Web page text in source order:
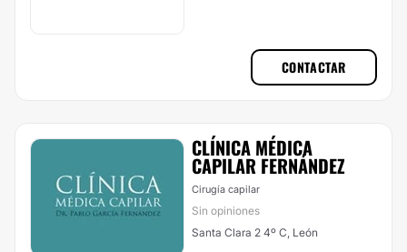
CONTACTAR
CLÍNICA MÉDICA
CAPILAR FERNÁNDEZ
Cirugía capilar
Sin opiniones
Santa Clara 2 4º C, León